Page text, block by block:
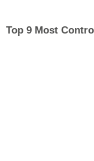
Top 9 Most